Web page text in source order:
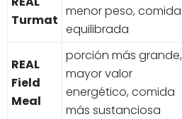
Turmat
menor peso, comida
equilibrada
REAL
Field
Meal
porción más grande,
mayor valor
energético, comida
más sustanciosa